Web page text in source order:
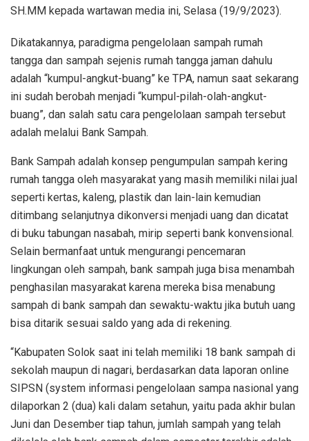
SH.MM kepada wartawan media ini, Selasa (19/9/2023).
Dikatakannya, paradigma pengelolaan sampah rumah
tangga dan sampah sejenis rumah tangga jaman dahulu
adalah “kumpul-angkut-buang” ke TPA, namun saat sekarang
ini sudah berobah menjadi “kumpul-pilah-olah-angkut-
buang”, dan salah satu cara pengelolaan sampah tersebut
adalah melalui Bank Sampah.
Bank Sampah adalah konsep pengumpulan sampah kering
rumah tangga oleh masyarakat yang masih memiliki nilai jual
seperti kertas, kaleng, plastik dan lain-lain kemudian
ditimbang selanjutnya dikonversi menjadi uang dan dicatat
di buku tabungan nasabah, mirip seperti bank konvensional.
Selain bermanfaat untuk mengurangi pencemaran
lingkungan oleh sampah, bank sampah juga bisa menambah
penghasilan masyarakat karena mereka bisa menabung
sampah di bank sampah dan sewaktu-waktu jika butuh uang
bisa ditarik sesuai saldo yang ada di rekening.
“Kabupaten Solok saat ini telah memiliki 18 bank sampah di
sekolah maupun di nagari, berdasarkan data laporan online
SIPSN (system informasi pengelolaan sampa nasional yang
dilaporkan 2 (dua) kali dalam setahun, yaitu pada akhir bulan
Juni dan Desember tiap tahun, jumlah sampah yang telah